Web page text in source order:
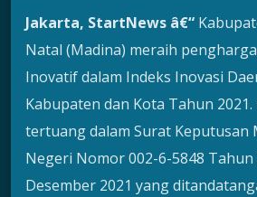
Jakarta, StartNews â€“
Natal (Madina) meraih
Inovatif dalam Indeks Inovasi
Kabupaten dan Kota Tahun
tertuang dalam Surat Keputusan
Negeri Nomor 002-6-5848 Tahun
Desember 2021 yang